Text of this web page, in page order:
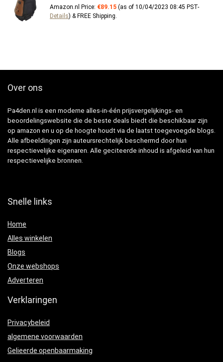
Amazon.nl Price: €89.15 (as of 10/04/2023 08:45 PST-
Details) & FREE Shipping.
Over ons
Pa4den.nl is een moderne alles-in-één prijsvergelijkings- en
beoordelingswebsite die de beste deals biedt die beschikbaar zijn
op amazon en u op de hoogte houdt via de laatst toegevoegde blogs.
Alle afbeeldingen zijn auteursrechtelijk beschermd door hun
respectievelijke eigenaren. Alle geciteerde inhoud is afgeleid van hun
respectievelijke bronnen.
Snelle links
Home
Alles winkelen
Blogs
Onze webshops
Adverteren
Verklaringen
Privacybeleid
algemene voorwaarden
Gelieerde openbaarmaking